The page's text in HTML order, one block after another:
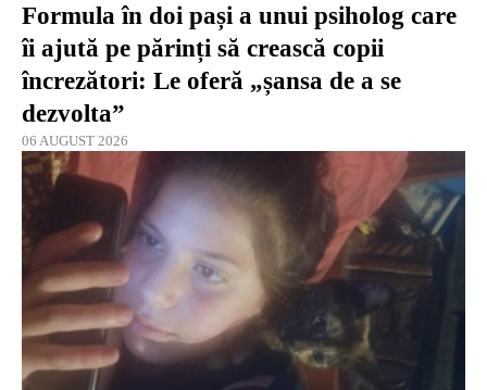
Formula în doi pași a unui psiholog care
îi ajută pe părinți să crească copii
încrezători: Le oferă „șansa de a se
dezvolta”
06 AUGUST 2026